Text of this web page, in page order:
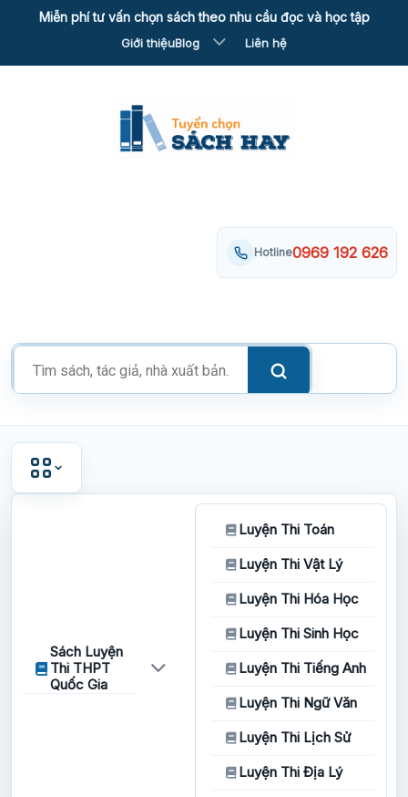
Miễn phí tư vấn chọn sách theo nhu cầu đọc và học tập
Giới thiệuBlog Liên hệ
Tìm
kiếm
phẩm
Hotline0969 192 626
Sách Luyện
Thi THPT
Quốc Gia
Luyện Thi Toán
Luyện Thi Vật Lý
Luyện Thi Hóa Học
Luyện Thi Sinh Học
Luyện Thi Tiếng Anh
Luyện Thi Ngữ Văn
Luyện Thi Lịch Sử
Luyện Thi Địa Lý